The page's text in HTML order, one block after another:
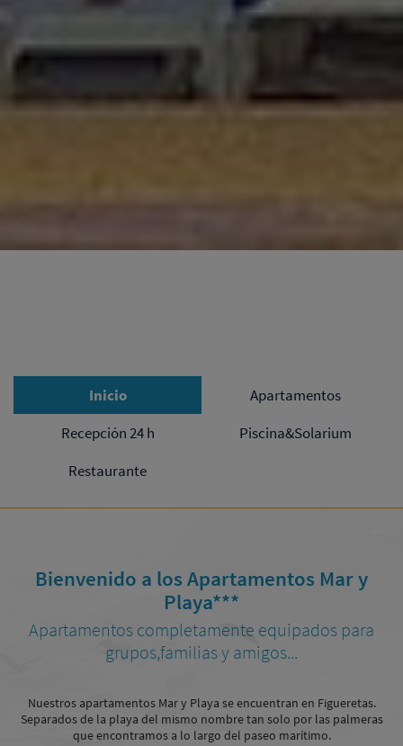
Inicio
Apartamentos
Recepción 24 h
Piscina&Solarium
Restaurante
Bienvenido a los Apartamentos Mar y
Playa***
Apartamentos completamente equipados para
grupos,familias y amigos...
Nuestros apartamentos Mar y Playa se encuentran en Figueretas.
Separados de la playa del mismo nombre tan solo por las palmeras
que encontramos a lo largo del paseo marítimo.